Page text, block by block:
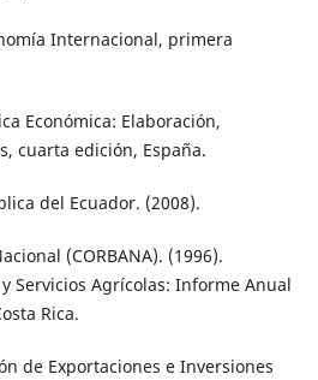
Internacional, primera
Económica: Elaboración,
cuarta edición, España.
del Ecuador. (2008).
(CORBANA). (1996).
Servicios Agrícolas: Informe Anual
Rica.
de Exportaciones e Inversiones